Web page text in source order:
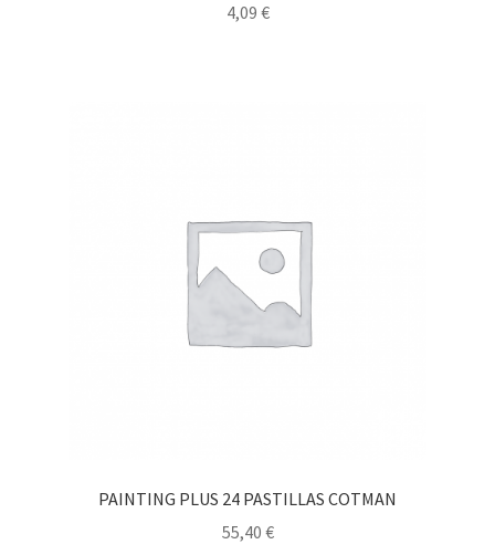
4,09 €
PAINTING PLUS 24 PASTILLAS COTMAN
55,40 €